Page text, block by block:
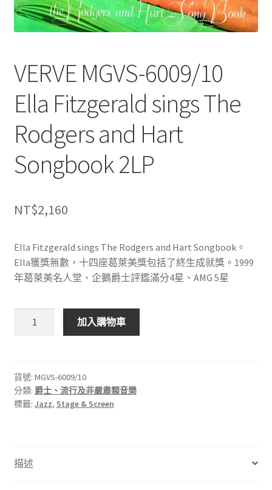
VERVE MGVS-6009/10
Ella Fitzgerald sings The
Rodgers and Hart
Songbook 2LP
NT$2,160
Ella Fitzgerald sings The Rodgers and Hart Songbook。
Ella獲獎無數，十四座葛萊美獎包括了終生成就獎。1999
年葛萊美名人堂、企鵝爵士評鑑滿分4星、AMG 5星
Fitzgerald
sings
The
Songbook
加入購物車
貨號: MGVS-6009/10
分類: 爵士、流行及非嚴肅類音樂
標籤: Jazz, Stage & Screen
描述